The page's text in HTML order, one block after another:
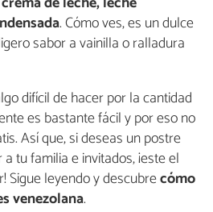
. Cómo ves, es un dulce
sabor a vainilla o ralladura
difícil de hacer por la cantidad
es bastante fácil y por eso no
Así que, si deseas un postre
tu familia e invitados, ¡este el
Sigue leyendo y descubrecómo
venezolana.